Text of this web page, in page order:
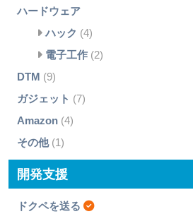
ハードウェア
ハック (4)
電子工作(2)
DTM (9)
ガジェット (7)
Amazon(4)
その他(1)
開発支援
ドクペを送る